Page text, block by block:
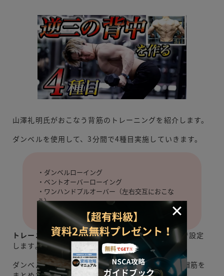
山澤礼明氏がおこなう背筋のトレーニングを紹介します。
ダンベルを使用して、3分間で4種目実施していきます。
・ダンベルローイング
・ベントオーバーローイング
・ワンハンドプルオーバー（左右交互におこな
う）
・リバースフライ
トレーニング時間は20秒で、インターバルは10秒
で設定
します。
ダンベルで4種目おこなうと、広背筋・大円筋・僧帽筋を